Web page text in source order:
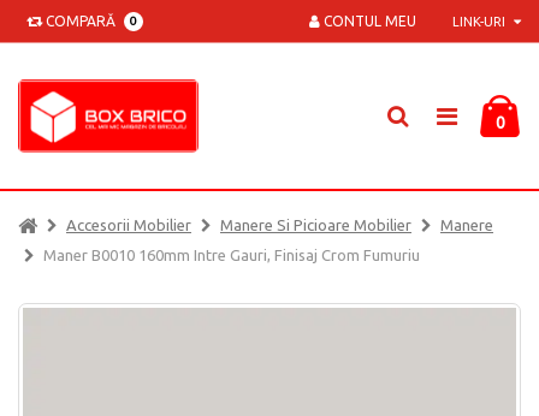
COMPARĂ 0 LINK-URI
CONTUL MEU
0
Accesorii Mobilier Manere Si Picioare Mobilier
Manere
Maner B0010 160mm Intre Gauri, Finisaj Crom Fumuriu